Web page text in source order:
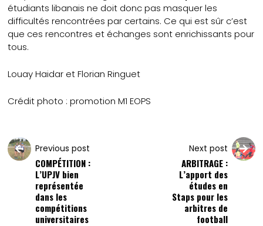
étudiants libanais ne doit donc pas masquer les
difficultés rencontrées par certains. Ce qui est sûr c’est
que ces rencontres et échanges sont enrichissants pour
tous.
Louay Haidar et Florian Ringuet
Crédit photo : promotion M1 EOPS
Previous post
COMPÉTITION :
L’UPJV bien
représentée
dans les
compétitions
universitaires
Next post
ARBITRAGE :
L’apport des
études en
Staps pour les
arbitres de
football